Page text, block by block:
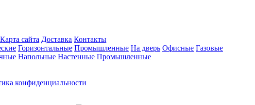
Карта сайта Доставка Контакты
Горизонтальные Промышленные На дверь Офисные Газовые
Напольные Настенные Промышленные
конфиденциальности